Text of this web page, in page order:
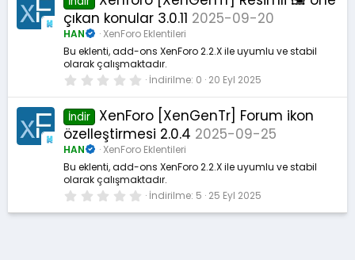
y
ı
d
ı
z
çıkan konular 3.0.11 2025-09-20
HAN
XenForo Eklentileri
Bu eklenti, add-ons XenForo 2.2.X ile uyumlu ve stabil
olarak çalışmaktadır.
0
0
0
y
ı
d
ı
z
İndirilme 0 20 Eyl 2025
İndir
XenForo [XenGenTr] Forum ikon
özelleştirmesi 2.0.4 2025-09-25
HAN
XenForo Eklentileri
Bu eklenti, add-ons XenForo 2.2.X ile uyumlu ve stabil
olarak çalışmaktadır.
0
0
İndirilme 5 25 Eyl 2025